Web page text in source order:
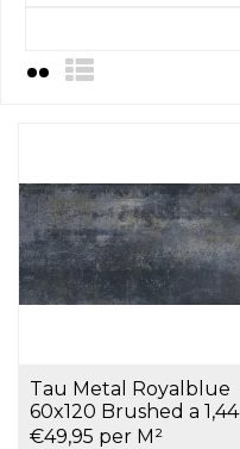
Tau Metal Royalblue
60x120 Brushed a 1,44
m²
€49,95 per M²